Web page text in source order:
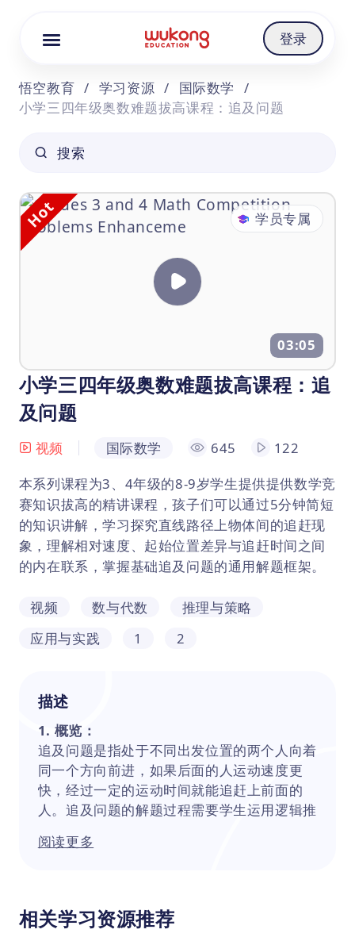
登录
悟空教育 / 学习资源 / 国际数学
/
小学三四年级奥数难题拔高课程：追及问题
搜索
小学三四年级奥数难题拔高课程：追
及问题
视频 国际数学 645
122
本系列课程为3、4年级的8-9岁学生提供提供数学竞
赛知识拔高的精讲课程，孩子们可以通过5分钟简短
的知识讲解，学习探究直线路径上物体间的追赶现
象，理解相对速度、起始位置差异与追赶时间之间
的内在联系，掌握基础追及问题的通用解题框架。
视频 数与代数
推理与策略
应用与实践
1 2
Hot 学员专属
03:05
描述
1. 概览：
追及问题是指处于不同出发位置的两个人向着
同一个方向前进，如果后面的人运动速度更
快，经过一定的运动时间就能追赶上前面的
人。追及问题的解题过程需要学生运用逻辑推
学生将锻炼数学思维能力，学会从多个角度分
（1）追及问题的基本概念：理解追及问题的
定义和特点，明确题目中的已知条件和求解目
阅读更多
相关学习资源推荐